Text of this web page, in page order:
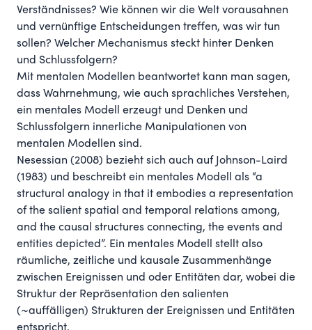
Verständnisses? Wie können wir die Welt vorausahnen
und vernünftige Entscheidungen treffen, was wir tun
sollen? Welcher Mechanismus steckt hinter Denken
und Schlussfolgern?
Mit mentalen Modellen beantwortet kann man sagen,
dass Wahrnehmung, wie auch sprachliches Verstehen,
ein mentales Modell erzeugt und Denken und
Schlussfolgern innerliche Manipulationen von
mentalen Modellen sind.
Nesessian (2008) bezieht sich auch auf Johnson-Laird
(1983) und beschreibt ein mentales Modell als “a
structural analogy in that it embodies a representation
of the salient spatial and temporal relations among,
and the causal structures connecting, the events and
entities depicted”. Ein mentales Modell stellt also
räumliche, zeitliche und kausale Zusammenhänge
zwischen Ereignissen und oder Entitäten dar, wobei die
Struktur der Repräsentation den salienten
(~auffälligen) Strukturen der Ereignissen und Entitäten
entspricht.